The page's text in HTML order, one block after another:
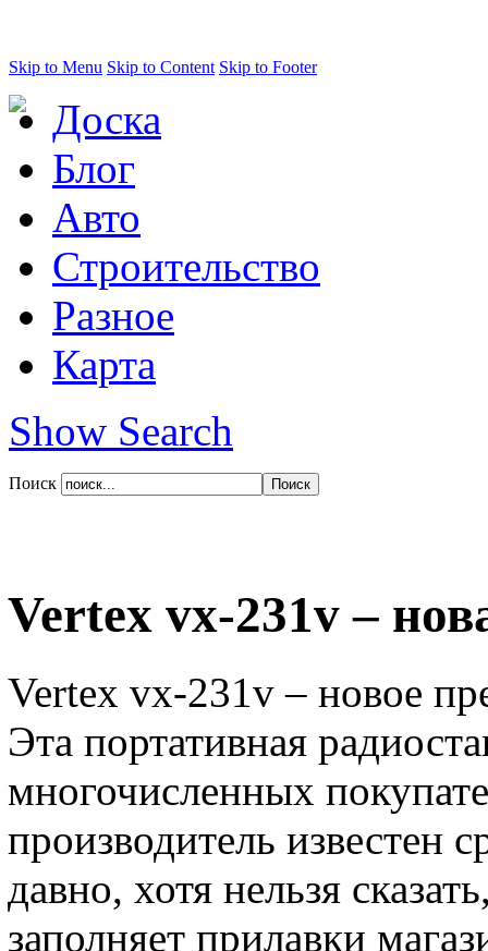
Skip to Menu Skip to Content Skip to Footer
Доска
Блог
Авто
Строительство
Разное
Карта
Show Search
Поиск
Vertex vx-231v –
Vertex vx-231v – новое
Эта портативная
многочисленных
производитель известен
давно, хотя нельзя
заполняет прилавки